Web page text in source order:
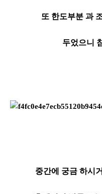
또 한도부분 과
두었으니
중간에 궁금 하시